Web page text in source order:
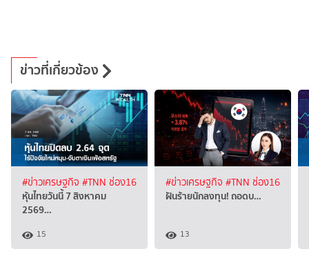
ข่าวที่เกี่ยวข้อง
#ข่าวเศรษฐกิจ #TNN ช่อง16
หุ้นไทยวันนี้ 7 สิงหาคม
2569…
15
#ข่าวเศรษฐกิจ #TNN ช่อง16
ฝันร้ายนักลงทุน! ถอดบ…
13